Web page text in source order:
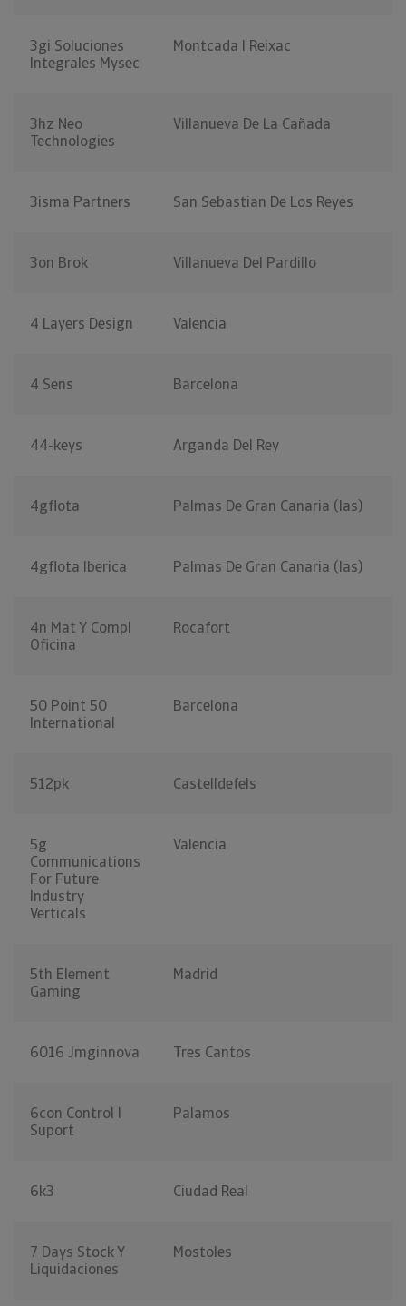
3gi Soluciones
Integrales Mysec
Montcada I Reixac
3hz Neo
Technologies
Villanueva De La Cañada
3isma Partners San Sebastian De Los Reyes
3on Brok Villanueva Del Pardillo
4 Layers Design Valencia
4 Sens Barcelona
44-keys Arganda Del Rey
4gflota Palmas De Gran Canaria (las)
4gflota Iberica Palmas De Gran Canaria (las)
4n Mat Y Compl
Oficina
Rocafort
50 Point 50
International
Barcelona
512pk Castelldefels
5g
Communications
For Future
Industry
Verticals
Valencia
5th Element
Gaming
Madrid
6016 Jmginnova Tres Cantos
6con Control I
Suport
Palamos
6k3 Ciudad Real
7 Days Stock Y
Liquidaciones
Mostoles